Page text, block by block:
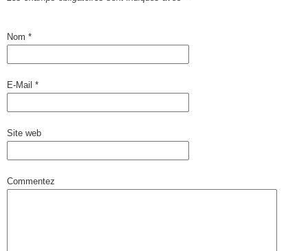
Nom *
E-Mail *
Site web
Commentez